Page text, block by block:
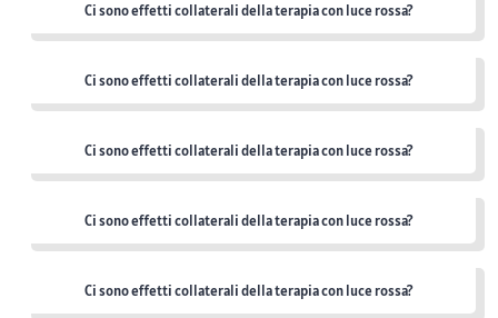
Ci sono effetti collaterali della terapia con luce rossa?
Ci sono effetti collaterali della terapia con luce rossa?
Ci sono effetti collaterali della terapia con luce rossa?
Ci sono effetti collaterali della terapia con luce rossa?
Ci sono effetti collaterali della terapia con luce rossa?